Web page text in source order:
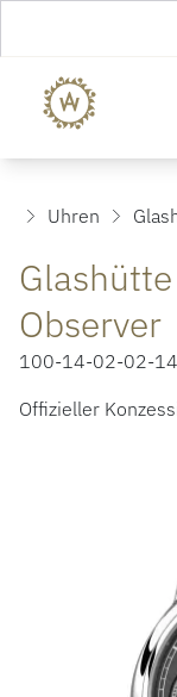
Uhren
Observer
100-14-02-02-14
Offizieller